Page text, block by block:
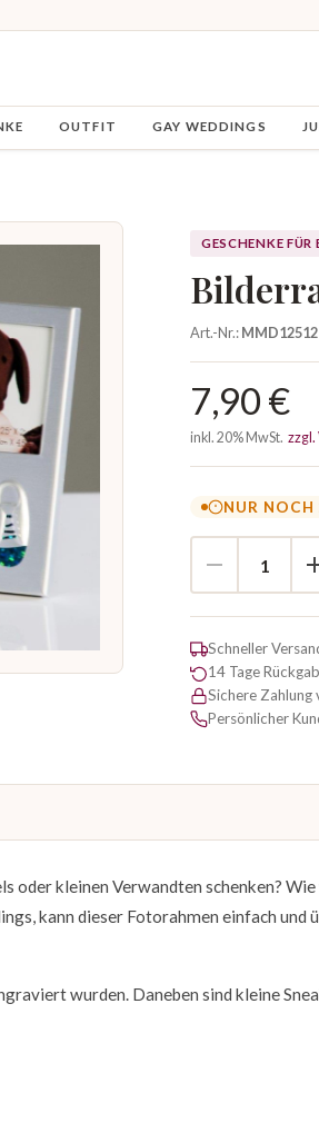
OUTFIT GAY WEDDINGS
GESCHENKE FÜR
Art.-Nr.:MMD12512
7,90 €
inkl. 20% MwSt. zzgl.
NUR NOCH
Schneller
14 Tage
Sichere Zahlung
Persönlicher
oder kleinen Verwandten schenken?
kann dieser Fotorahmen einfach und
wurden. Daneben sind kleine